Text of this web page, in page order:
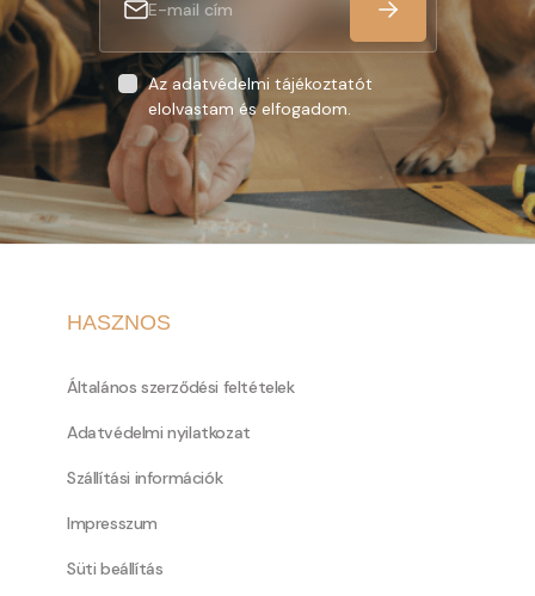
Az adatvédelmi tájékoztatót
elolvastam és elfogadom.
HASZNOS
Általános szerződési feltételek
Adatvédelmi nyilatkozat
Szállítási információk
Impresszum
Süti beállítás